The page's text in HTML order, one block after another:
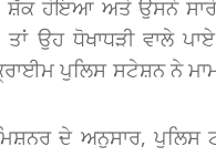
ਸ਼ੱਕ ਹੋਇਆ ਅਤੇ ਉਸਨੇ ਸਾਰੇ
ਤਾਂ ਉਹ ਧੋਖਾਧੜੀ ਵਾਲੇ
ਪੁਲਿਸ ਸਟੇਸ਼ਨ ਨੇ
ਦੇ ਅਨੁਸਾਰ, ਪੁਲਿਸ